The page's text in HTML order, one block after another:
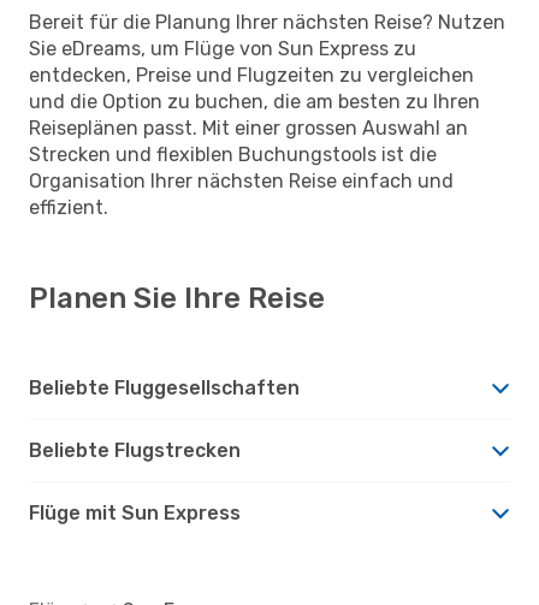
Bereit für die Planung Ihrer nächsten Reise? Nutzen
Sie eDreams, um Flüge von Sun Express zu
entdecken, Preise und Flugzeiten zu vergleichen
und die Option zu buchen, die am besten zu Ihren
Reiseplänen passt. Mit einer grossen Auswahl an
Strecken und flexiblen Buchungstools ist die
Organisation Ihrer nächsten Reise einfach und
effizient.
Planen Sie Ihre Reise
Beliebte Fluggesellschaften
Beliebte Flugstrecken
Flüge mit Sun Express